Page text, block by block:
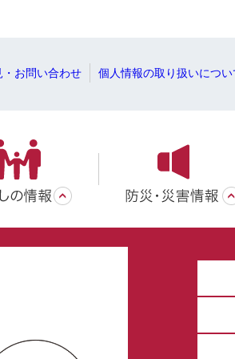
・お問い合わせ 個人情報の取り扱いについ